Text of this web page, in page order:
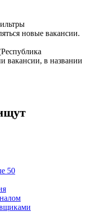
новые вакансии.
вакансии, в названии
50